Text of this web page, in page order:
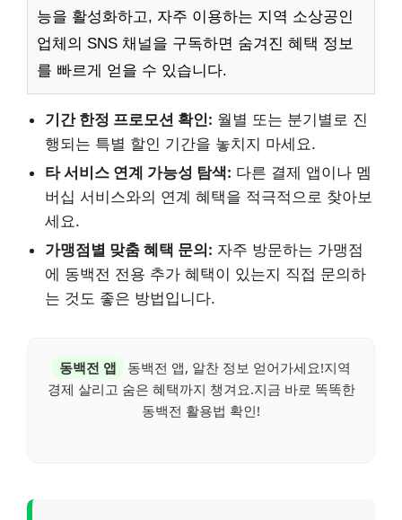
능을 활성화하고, 자주 이용하는 지역 소상공인
업체의 SNS 채널을 구독하면 숨겨진 혜택 정보
를 빠르게 얻을 수 있습니다.
기간 한정 프로모션 확인: 월별 또는 분기별로 진
행되는 특별 할인 기간을 놓치지 마세요.
타 서비스 연계 가능성 탐색: 다른 결제 앱이나 멤
버십 서비스와의 연계 혜택을 적극적으로 찾아보
세요.
가맹점별 맞춤 혜택 문의: 자주 방문하는 가맹점
에 동백전 전용 추가 혜택이 있는지 직접 문의하
는 것도 좋은 방법입니다.
동백전 앱
동백전 앱, 알찬 정보 얻어가세요!지역
경제 살리고 숨은 혜택까지 챙겨요.지금 바로 똑똑한
동백전 활용법 확인!